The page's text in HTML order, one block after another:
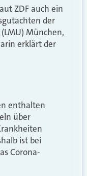
ZDF auch ein
der
München,
erklärt der
enthalten
über
ist bei
Corona-